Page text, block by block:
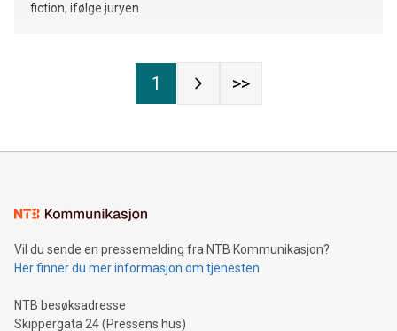
fiction, ifølge juryen.
1 >>
Vil du sende en pressemelding fra NTB Kommunikasjon?
Her finner du mer informasjon om tjenesten
NTB besøksadresse
Skippergata 24 (Pressens hus)